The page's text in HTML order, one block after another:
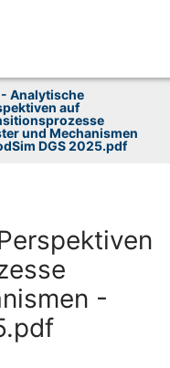
Analytische
auf
und Mechanismen
DGS 2025.pdf
-